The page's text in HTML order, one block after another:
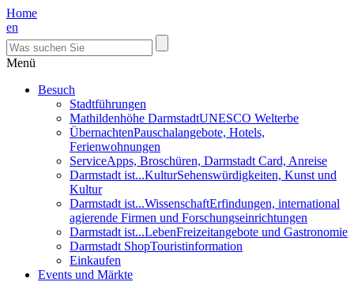
Home
en
Menü
Besuch
Stadtführungen
Mathildenhöhe DarmstadtUNESCO Welterbe
ÜbernachtenPauschalangebote, Hotels,
Ferienwohnungen
ServiceApps, Broschüren, Darmstadt Card, Anreise
Darmstadt ist...KulturSehenswürdigkeiten, Kunst und
Kultur
Darmstadt ist...WissenschaftErfindungen, international
agierende Firmen und Forschungseinrichtungen
Darmstadt ist...LebenFreizeitangebote und Gastronomie
Darmstadt ShopTouristinformation
Einkaufen
Events und Märkte